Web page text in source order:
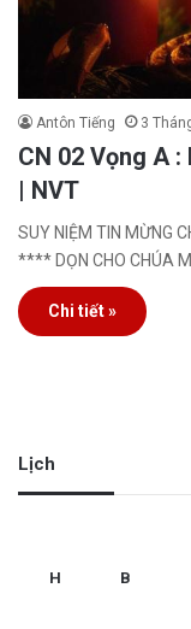
Antôn Tiếng 3
CN 02 Vọng A
| NVT
SUY NIỆM TIN MỪNG
**** DỌN CHO CHÚA
Chi tiết »
Lịch
H B